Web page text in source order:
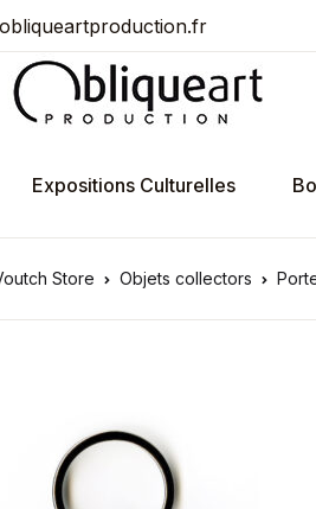
Expositions Culturelles
Store Objets collectors